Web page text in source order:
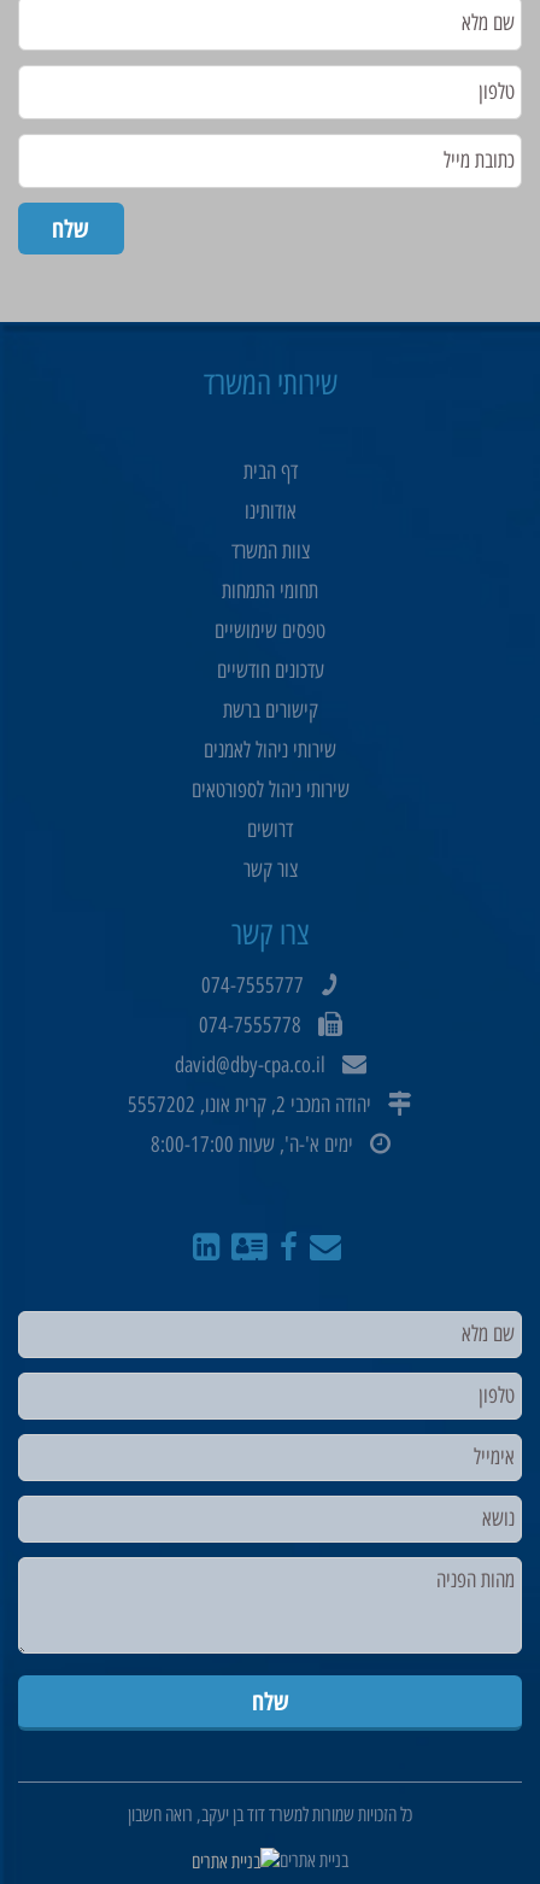
שירותי המשרד
דף הבית
אודותינו
צוות המשרד
תחומי התמחות
טפסים שימושיים
עדכונים חודשיים
קישורים ברשת
שירותי ניהול לאמנים
שירותי ניהול לספורטאים
דרושים
צור קשר
צרו קשר
074-7555777
074-7555778
david@dby-cpa.co.il
יהודה המכבי 2, קרית אונו, 5557202
ימים א'-ה', שעות 8:00-17:00
כל הזכויות שמורות למשרד דוד בן יעקב, רואה חשבון
בניית אתרים